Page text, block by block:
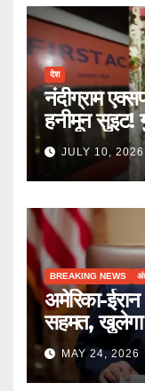
देश
नंदीग्राम
हनीमून सुइट!
You, TTE
JULY 10, 2026
BREAKING NEWS
अमेरिका-
सहमत, खुलेगा
MAY 24, 2026